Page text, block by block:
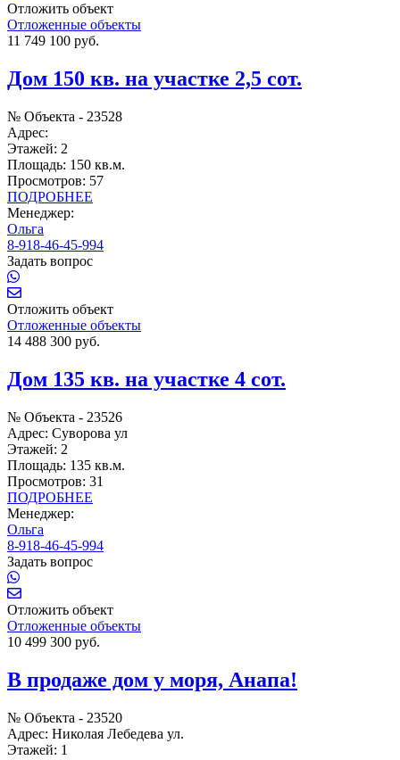
Отложить объект
Отложенные объекты
11 749 100 руб.
Дом 150 кв. на участке 2,5 сот.
№ Объекта - 23528
Адрес:
Этажей: 2
Площадь: 150 кв.м.
Просмотров: 57
ПОДРОБНЕЕ
Менеджер:
Ольга
8-918-46-45-994
Задать вопрос
Отложить объект
Отложенные объекты
14 488 300 руб.
Дом 135 кв. на участке 4 сот.
№ Объекта - 23526
Адрес: Суворова ул
Этажей: 2
Площадь: 135 кв.м.
Просмотров: 31
ПОДРОБНЕЕ
Менеджер:
Ольга
8-918-46-45-994
Задать вопрос
Отложить объект
Отложенные объекты
10 499 300 руб.
В продаже дом у моря, Анапа!
№ Объекта - 23520
Адрес: Николая Лебедева ул.
Этажей: 1